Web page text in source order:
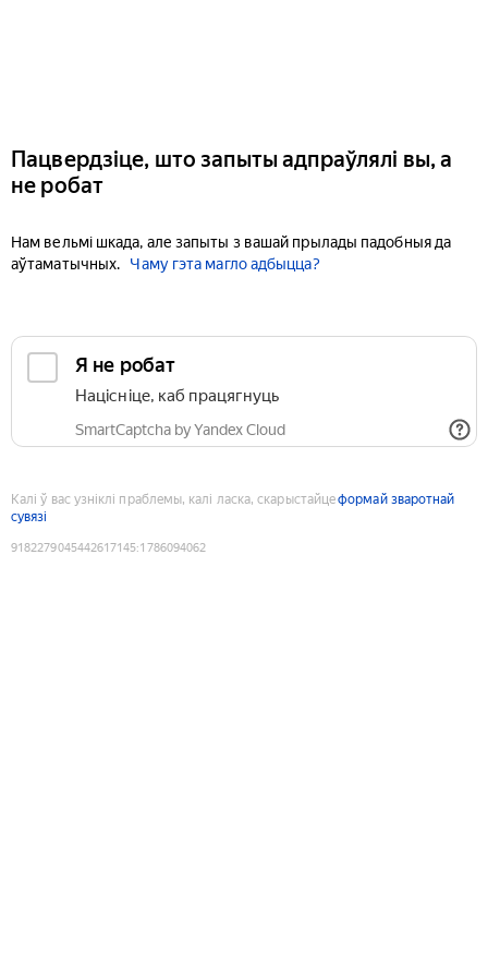
Пацвердзіце, што запыты адпраўлялі вы, а
не робат
Нам вельмі шкада, але запыты з вашай прылады падобныя да
аўтаматычных.
Чаму гэта магло адбыцца?
Я не робат
Націсніце, каб працягнуць
SmartCaptcha by Yandex Cloud
Калі ў вас узніклі праблемы, калі ласка, скарыстайцеформай зваротнай
сувязі
9182279045442617145:1786094062